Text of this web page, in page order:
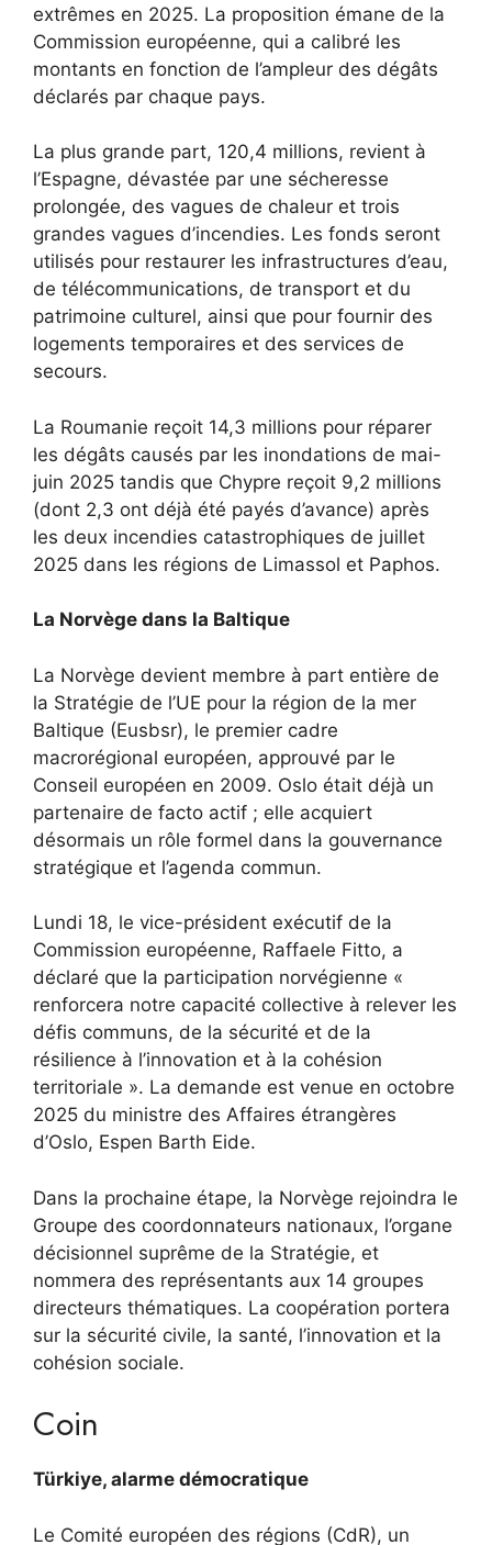
extrêmes en 2025. La proposition émane de la
Commission européenne, qui a calibré les
montants en fonction de l’ampleur des dégâts
déclarés par chaque pays.
La plus grande part, 120,4 millions, revient à
l’Espagne, dévastée par une sécheresse
prolongée, des vagues de chaleur et trois
grandes vagues d’incendies. Les fonds seront
utilisés pour restaurer les infrastructures d’eau,
de télécommunications, de transport et du
patrimoine culturel, ainsi que pour fournir des
logements temporaires et des services de
secours.
La Roumanie reçoit 14,3 millions pour réparer
les dégâts causés par les inondations de mai-
juin 2025 tandis que Chypre reçoit 9,2 millions
(dont 2,3 ont déjà été payés d’avance) après
les deux incendies catastrophiques de juillet
2025 dans les régions de Limassol et Paphos.
La Norvège dans la Baltique
La Norvège devient membre à part entière de
la Stratégie de l’UE pour la région de la mer
Baltique (Eusbsr), le premier cadre
macrorégional européen, approuvé par le
Conseil européen en 2009. Oslo était déjà un
partenaire de facto actif ; elle acquiert
désormais un rôle formel dans la gouvernance
stratégique et l’agenda commun.
Lundi 18, le vice-président exécutif de la
Commission européenne, Raffaele Fitto, a
déclaré que la participation norvégienne «
renforcera notre capacité collective à relever les
défis communs, de la sécurité et de la
résilience à l’innovation et à la cohésion
territoriale ». La demande est venue en octobre
2025 du ministre des Affaires étrangères
d’Oslo, Espen Barth Eide.
Dans la prochaine étape, la Norvège rejoindra le
Groupe des coordonnateurs nationaux, l’organe
décisionnel suprême de la Stratégie, et
nommera des représentants aux 14 groupes
directeurs thématiques. La coopération portera
sur la sécurité civile, la santé, l’innovation et la
cohésion sociale.
Coin
Türkiye, alarme démocratique
Le Comité européen des régions (CdR), un